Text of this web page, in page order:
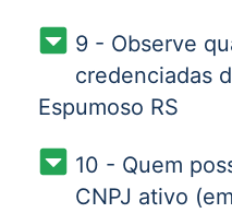
9 - Observe
credenciadas
Espumoso RS
10 - Quem
CNPJ ativo